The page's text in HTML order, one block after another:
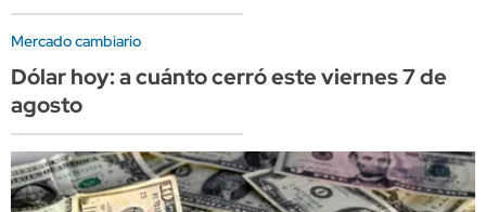
Mercado cambiario
Dólar hoy: a cuánto cerró este viernes 7 de
agosto